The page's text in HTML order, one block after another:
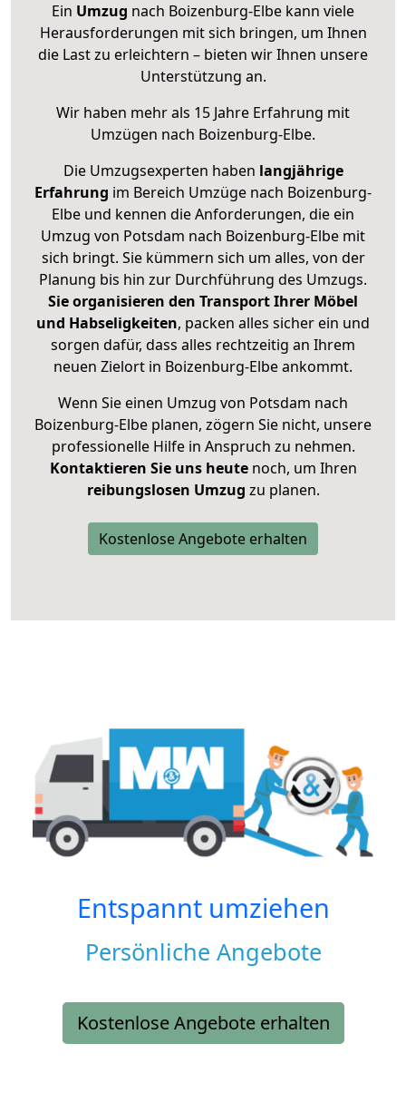
Ein Umzug nach Boizenburg-Elbe kann viele
Herausforderungen mit sich bringen, um Ihnen
die Last zu erleichtern – bieten wir Ihnen unsere
Unterstützung an.
Wir haben mehr als 15 Jahre Erfahrung mit
Umzügen nach Boizenburg-Elbe.
Die Umzugsexperten haben langjährige
Erfahrung im Bereich Umzüge nach Boizenburg-
Elbe und kennen die Anforderungen, die ein
Umzug von Potsdam nach Boizenburg-Elbe mit
sich bringt. Sie kümmern sich um alles, von der
Planung bis hin zur Durchführung des Umzugs.
Sie organisieren den Transport Ihrer Möbel
und Habseligkeiten, packen alles sicher ein und
sorgen dafür, dass alles rechtzeitig an Ihrem
neuen Zielort in Boizenburg-Elbe ankommt.
Wenn Sie einen Umzug von Potsdam nach
Boizenburg-Elbe planen, zögern Sie nicht, unsere
professionelle Hilfe in Anspruch zu nehmen.
Kontaktieren Sie uns heutenoch, um Ihren
reibungslosen Umzug zu planen.
Kostenlose Angebote erhalten
Entspannt umziehen
Persönliche Angebote
Kostenlose Angebote erhalten